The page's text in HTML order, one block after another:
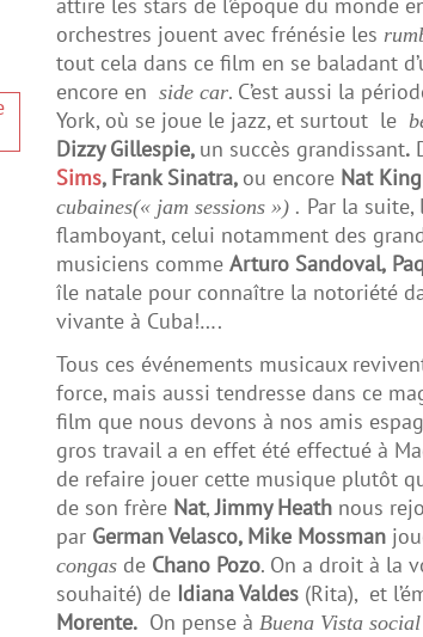
orchestres jouent avec frénésie les
tout cela dans ce film en se baladant
encore en side car. C’est aussi la
York, où se joue le jazz, et surtout le
Dizzy Gillespie, un succès grandissant.
Sims, Frank Sinatra, ou encore Nat
cubaines(« jam sessions ») . Par la
flamboyant, celui notamment des
musiciens comme Arturo Sandoval,
île natale pour connaître la notoriété
vivante à Cuba!….
Tous ces événements musicaux
force, mais aussi tendresse dans ce
film que nous devons à nos amis
gros travail a en effet été effectué à
de refaire jouer cette musique plutôt
de son frère Nat,Jimmy Heath nous
par German Velasco, Mike Mossman
congas de Chano Pozo. On a droit à la
souhaité) de Idiana Valdes (Rita), et
Morente. On pense à Buena Vista social